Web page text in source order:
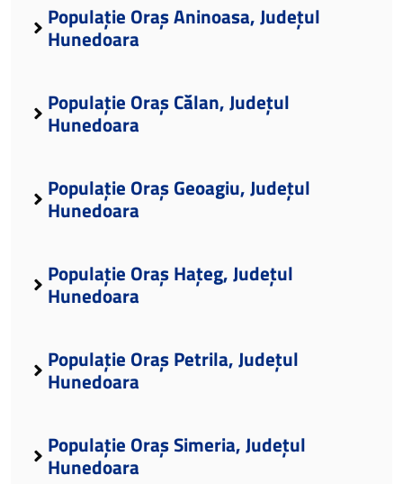
Populație Oraș Aninoasa, Județul
Hunedoara
Populație Oraș Călan, Județul
Hunedoara
Populație Oraș Geoagiu, Județul
Hunedoara
Populație Oraș Hațeg, Județul
Hunedoara
Populație Oraș Petrila, Județul
Hunedoara
Populație Oraș Simeria, Județul
Hunedoara